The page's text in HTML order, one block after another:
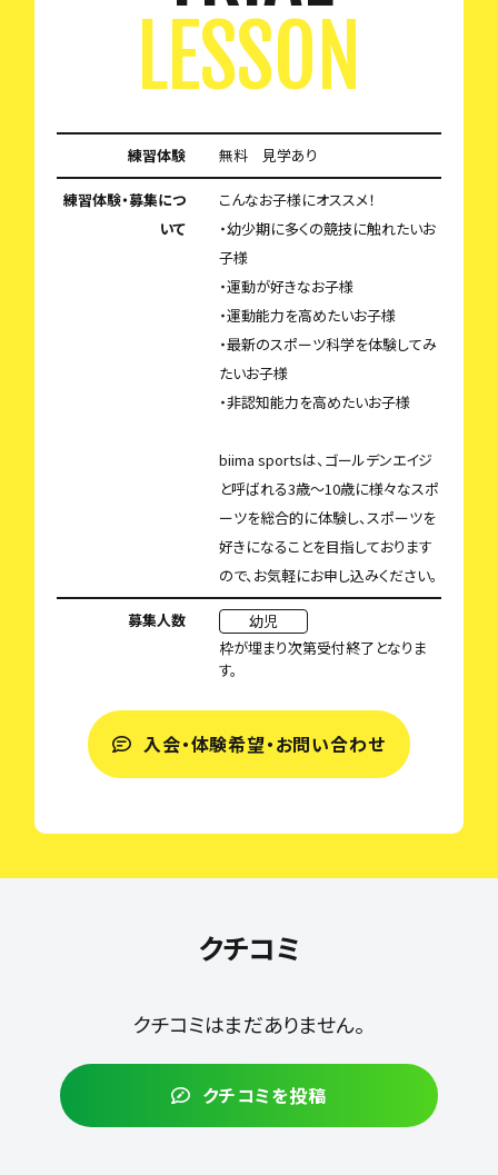
LESSON
練習体験 無料 見学あり
練習体験・募集につ
いて
こんなお子様にオススメ！
・幼少期に多くの競技に触れたいお
子様
・運動が好きなお子様
・運動能力を高めたいお子様
・最新のスポーツ科学を体験してみ
たいお子様
・非認知能力を高めたいお子様
biima sportsは、ゴールデンエイジ
と呼ばれる3歳〜10歳に様々なスポ
ーツを総合的に体験し、スポーツを
好きになることを目指しております
ので、お気軽にお申し込みください。
募集人数
幼児
枠が埋まり次第受付終了となりま
す。
入会・体験希望・お問い合わせ
クチコミ
クチコミはまだありません。
クチコミを投稿